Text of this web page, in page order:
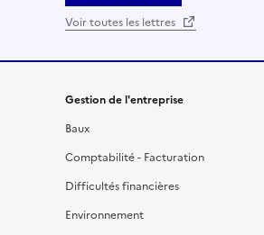
Voir toutes les lettres
Gestion de l'entreprise
Baux
Comptabilité - Facturation
Difficultés financières
Environnement